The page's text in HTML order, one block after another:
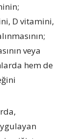
D vitamini,
veya
hem de